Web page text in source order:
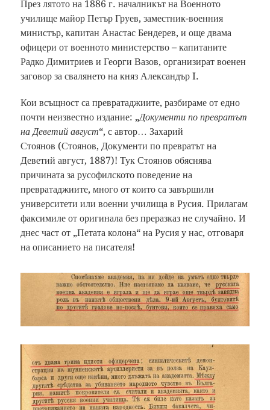
През лятото на 1886 г. началникът на Военното
училище майор Петър Груев, заместник-военния
министър, капитан Анастас Бендерев, и още двама
офицери от военното министерство – капитаните
Радко Димитриев и Георги Вазов, организират военен
заговор за свалянето на княз Александър I.
Кои всъщност са превратаджиите, разбираме от едно
почти неизвестно издание: „Документи по превратът
на Деветий август“, с автор… Захарий
Стоянов (Стоянов, Документи по превратът на
Деветий август, 1887)! Тук Стоянов обяснява
причината за русофилското поведение на
превратаджиите, много от които са завършили
университети или военни училища в Русия. Прилагам
факсимиле от оригинала без преразказ не случайно. И
днес част от „Петата колона“ на Русия у нас, отговаря
на описанието на писателя!